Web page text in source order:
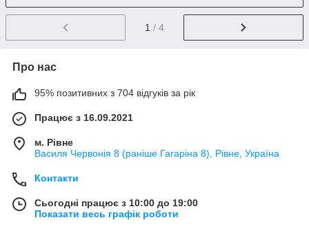
1 / 4
Про нас
95% позитивних з 704 відгуків за рік
Працює з 16.09.2021
м. Рівне
Василя Червонія 8 (раніше Гагаріна 8), Рівне, Україна
Контакти
Сьогодні працює з 10:00 до 19:00
Показати весь графік роботи